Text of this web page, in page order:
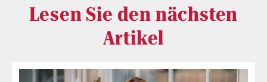
Lesen Sie den nächsten
Artikel